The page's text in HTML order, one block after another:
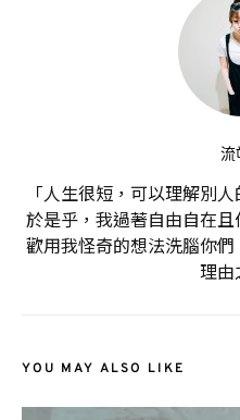
「人生很短，可以理解別
於是乎，我過著自由自在
歡用我怪奇的想法洗腦你
理由
YOU MAY ALSO LIKE